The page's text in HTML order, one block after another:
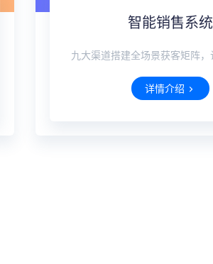
智能销售系统
详情介绍